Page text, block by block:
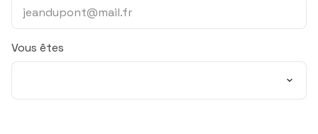
Vous êtes